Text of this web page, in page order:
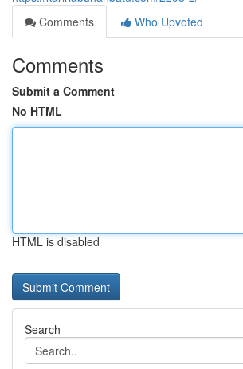
Comments
Who Upvoted
Comments
Submit a Comment
No HTML
HTML is disabled
Search